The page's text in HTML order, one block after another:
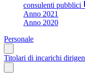
consulenti pubblici
Anno 2021
Anno 2020
Personale
Titolari di incarichi